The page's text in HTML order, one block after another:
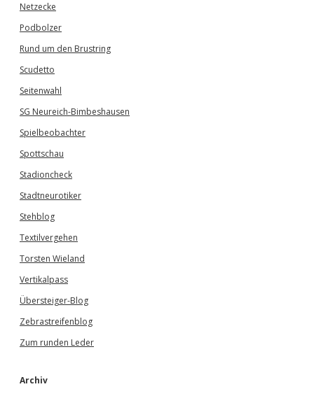
Netzecke
Podbolzer
Rund um den Brustring
Scudetto
Seitenwahl
SG Neureich-Bimbeshausen
Spielbeobachter
Spottschau
Stadioncheck
Stadtneurotiker
Stehblog
Textilvergehen
Torsten Wieland
Vertikalpass
Übersteiger-Blog
Zebrastreifenblog
Zum runden Leder
Archiv